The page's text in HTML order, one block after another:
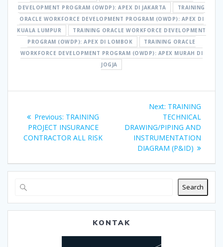
DEVELOPMENT PROGRAM (OWDP): APEX DI JAKARTA
TRAINING
ORACLE WORKFORCE DEVELOPMENT PROGRAM (OWDP): APEX DI
KUALA LUMPUR
TRAINING ORACLE WORKFORCE DEVELOPMENT
PROGRAM (OWDP): APEX DI LOMBOK
TRAINING ORACLE
WORKFORCE DEVELOPMENT PROGRAM (OWDP): APEX MURAH DI
JOGJA
navigation
Previous: Previous
post:
TRAINING
PROJECT INSURANCE
CONTRACTOR ALL RISK
Next: Next
post:
TRAINING
TECHNICAL
DRAWING/PIPING AND
INSTRUMENTATION
DIAGRAM (P&ID)
Search
KONTAK